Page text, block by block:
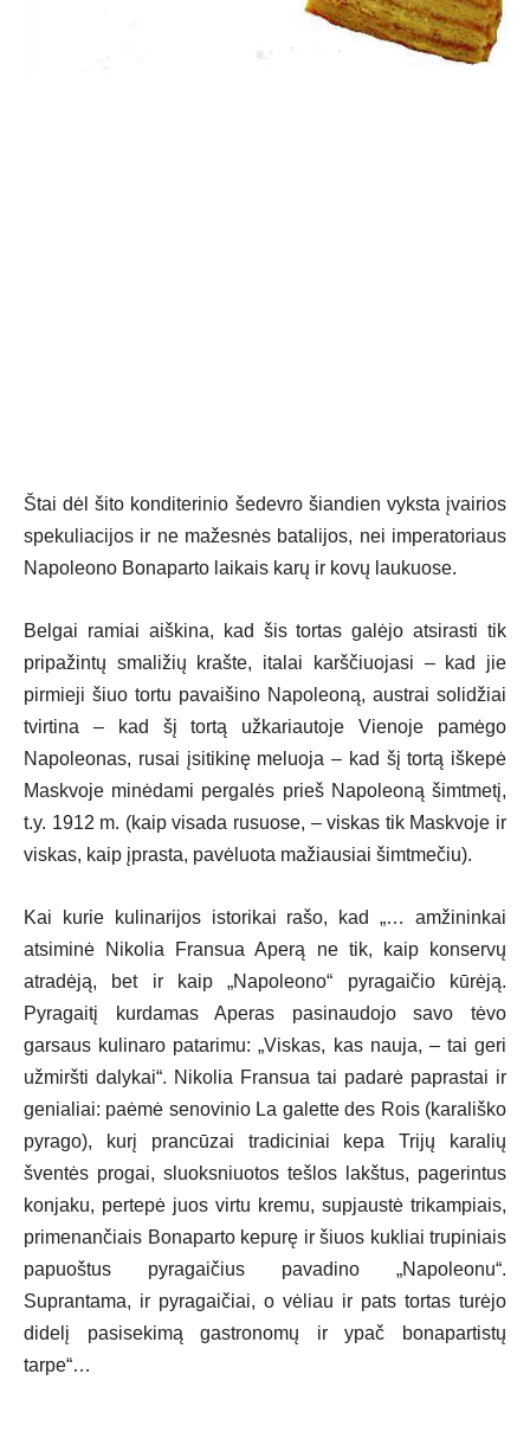
Štai dėl šito konditerinio šedevro šiandien vyksta įvairios
spekuliacijos ir ne mažesnės batalijos, nei imperatoriaus
Napoleono Bonaparto laikais karų ir kovų laukuose.
Belgai ramiai aiškina, kad šis tortas galėjo atsirasti tik
pripažintų smaližių krašte, italai karščiuojasi – kad jie
pirmieji šiuo tortu pavaišino Napoleoną, austrai solidžiai
tvirtina – kad šį tortą užkariautoje Vienoje pamėgo
Napoleonas, rusai įsitikinę meluoja – kad šį tortą iškepė
Maskvoje minėdami pergalės prieš Napoleoną šimtmetį,
t.y. 1912 m. (kaip visada rusuose, – viskas tik Maskvoje ir
viskas, kaip įprasta, pavėluota mažiausiai šimtmečiu).
Kai kurie kulinarijos istorikai rašo, kad „… amžininkai
atsiminė Nikolia Fransua Aperą ne tik, kaip konservų
atradėją, bet ir kaip „Napoleono“ pyragaičio kūrėją.
Pyragaitį kurdamas Aperas pasinaudojo savo tėvo
garsaus kulinaro patarimu: „Viskas, kas nauja, – tai geri
užmiršti dalykai“. Nikolia Fransua tai padarė paprastai ir
genialiai: paėmė senovinio La galette des Rois (karališko
pyrago), kurį prancūzai tradiciniai kepa Trijų karalių
šventės progai, sluoksniuotos tešlos lakštus, pagerintus
konjaku, pertepė juos virtu kremu, supjaustė trikampiais,
primenančiais Bonaparto kepurę ir šiuos kukliai trupiniais
papuoštus pyragaičius pavadino „Napoleonu“.
Suprantama, ir pyragaičiai, o vėliau ir pats tortas turėjo
didelį pasisekimą gastronomų ir ypač bonapartistų
tarpe“…